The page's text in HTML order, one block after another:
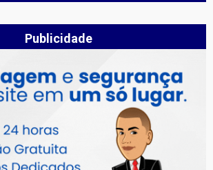
Publicidade